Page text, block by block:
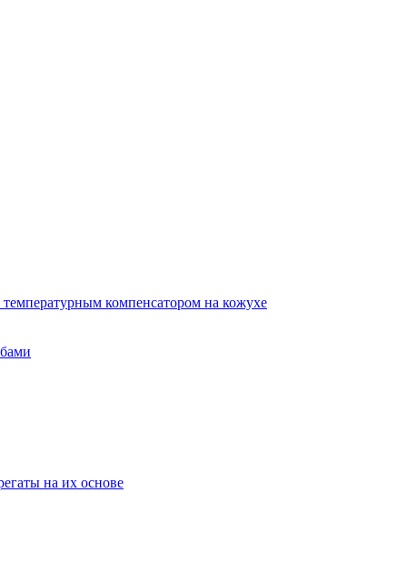
компенсатором на кожухе
на их основе